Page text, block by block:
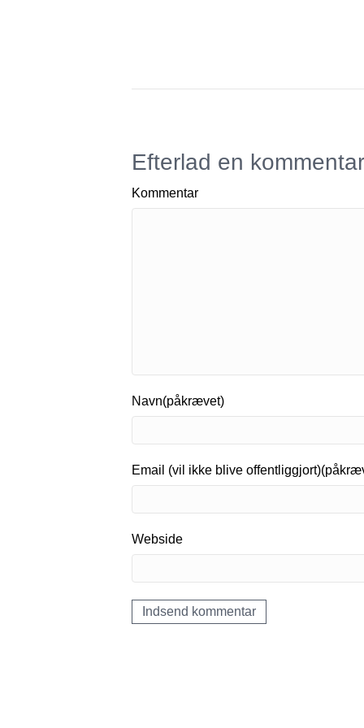
Efterlad en kommentar
Kommentar
Navn(påkrævet)
Email (vil ikke blive
Webside